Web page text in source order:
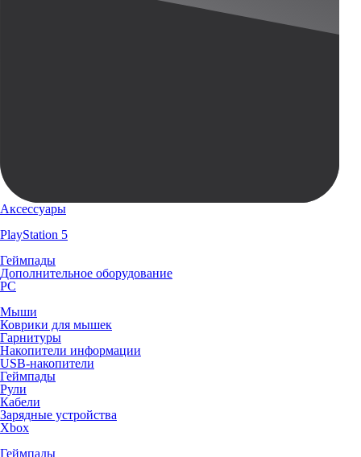
Аксессуары
PlayStation 5
Геймпады
Дополнительное оборудование
PC
Мыши
Коврики для мышек
Гарнитуры
Накопители информации
USB-накопители
Геймпады
Рули
Кабели
Зарядные устройства
Xbox
Геймпады